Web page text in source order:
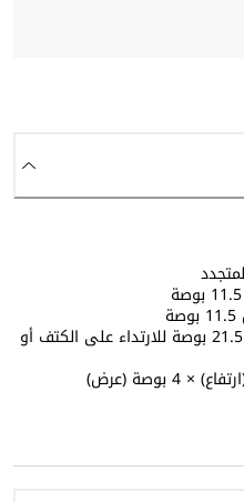
حمالة طويلة قابلة للفصل بطول 21.5 بوصة للارتداء على الكتف أو